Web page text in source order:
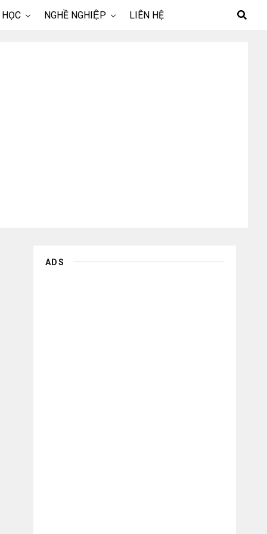
NGHỀ NGHIỆP LIÊN HỆ
ADS